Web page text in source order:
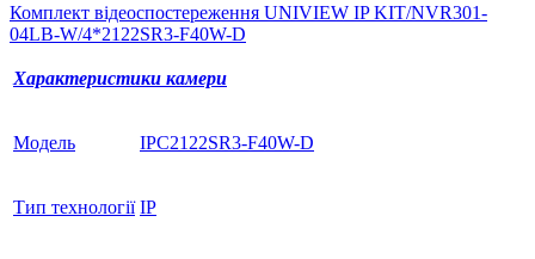
Комплект відеоспостереження UNIVIEW IP KIT/NVR301-
04LB-W/4*2122SR3-F40W-D
Характеристики камери
Модель IPC2122SR3-F40W-D
Тип технології IP